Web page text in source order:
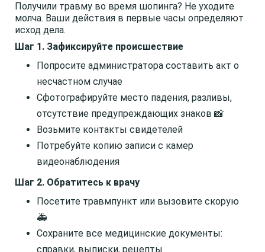
Получили травму во время шопинга? Не уходите
молча. Ваши действия в первые часы определяют
исход дела.
Шаг 1. Зафиксируйте происшествие
Попросите администратора составить акт о
несчастном случае
Сфотографируйте место падения, разливы,
отсутствие предупреждающих знаков 📸
Возьмите контакты свидетелей
Потребуйте копию записи с камер
видеонаблюдения
Шаг 2. Обратитесь к врачу
Посетите травмпункт или вызовите скорую
🚑
Сохраните все медицинские документы:
справки, выписки, рецепты